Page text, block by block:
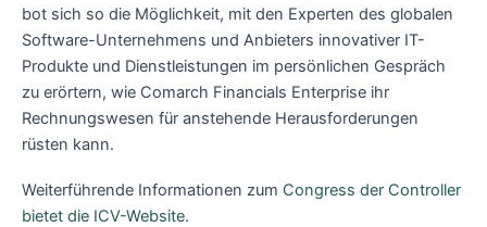
bot sich so die Möglichkeit, mit den Experten des globalen
Software-Unternehmens und Anbieters innovativer IT-
Produkte und Dienstleistungen im persönlichen Gespräch
zu erörtern, wie Comarch Financials Enterprise ihr
Rechnungswesen für anstehende Herausforderungen
rüsten kann.
Weiterführende Informationen zum Congress der Controller
bietet die ICV-Website.